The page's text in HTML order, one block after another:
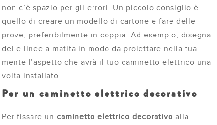
non c’è spazio per gli errori. Un piccolo consiglio è
quello di creare un modello di cartone e fare delle
prove, preferibilmente in coppia. Ad esempio, disegna
delle linee a matita in modo da proiettare nella tua
mente l’aspetto che avrà il tuo caminetto elettrico una
volta installato.
Per un caminetto elettrico decorativo
Per fissare uncaminetto elettrico decorativo alla